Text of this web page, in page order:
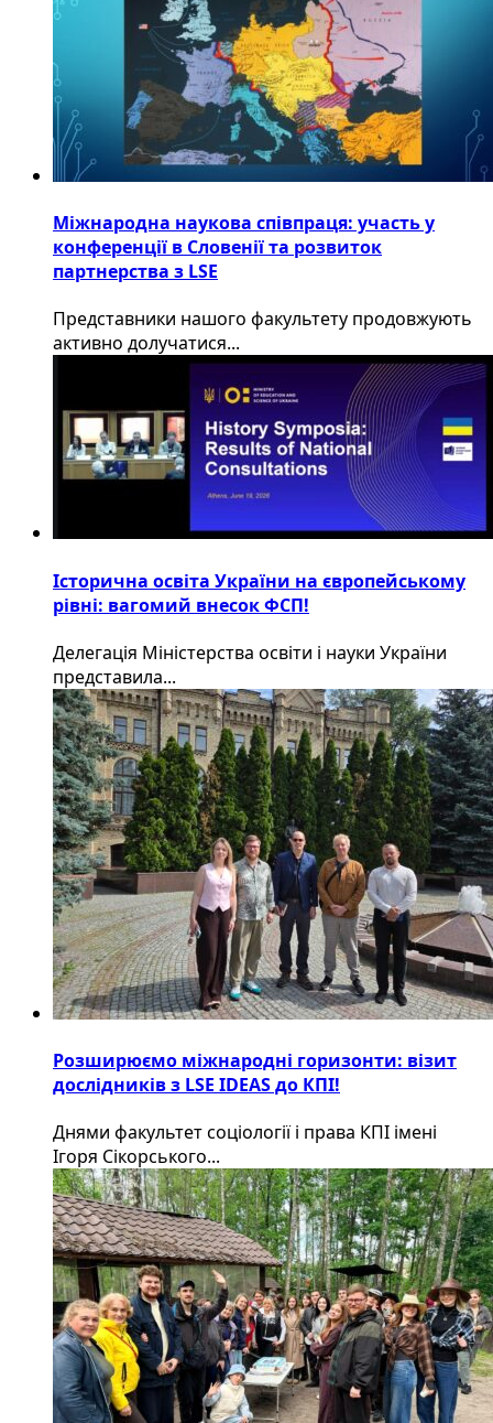
Міжнародна наукова співпраця: участь у
конференції в Словенії та розвиток
партнерства з LSE
​Представники нашого факультету продовжують
активно долучатися...
Історична освіта України на європейському
рівні: вагомий внесок ФСП!
Делегація Міністерства освіти і науки України
представила...
Розширюємо міжнародні горизонти: візит
дослідників з LSE IDEAS до КПІ!
Днями факультет соціології і права КПІ імені
Ігоря Сікорського...